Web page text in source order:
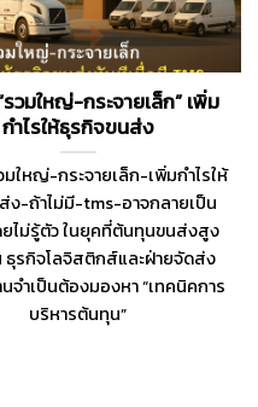
รวมใหญ่-กระจายเล็ก” เพิ่ม
กำไรให้ธุรกิจขนส่ง
ใหญ่-กระจายเล็ก-เพิ่มกำไรให้
ง-ถ้าไม่มี-tms-อาจกลายเป็น
ยไม่รู้ตัว ในยุคที่ต้นทุนขนส่งสูง
ธุรกิจโลจิสติกส์และฝ่ายจัดส่ง
จำเป็นต้องมองหา “เทคนิคการ
บริหารต้นทุน”